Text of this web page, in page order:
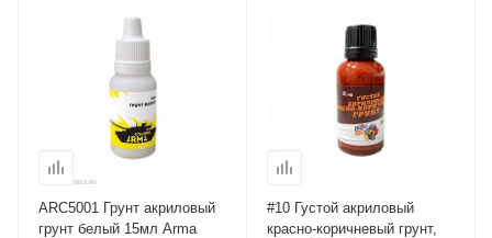
ARC5001 Грунт акриловый
грунт белый 15мл Arma
#10 Густой акриловый
красно-коричневый грунт,